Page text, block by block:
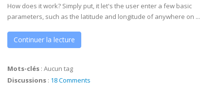
How does it work? Simply put, it let's the user enter a few basic
parameters, such as the latitude and longitude of anywhere on ...
Continuer la lecture
Mots-clés : Aucun tag
Discussions : 18 Comments